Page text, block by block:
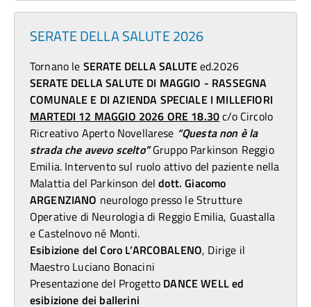
SERATE DELLA SALUTE 2026
Tornano le SERATE DELLA SALUTEed.2026
SERATE DELLA SALUTE DI MAGGIO - RASSEGNA
COMUNALE E DI AZIENDA SPECIALE I MILLEFIORI
MARTEDI 12 MAGGIO 2026 ORE 18.30c/o Circolo
Ricreativo Aperto Novellarese “Questa non è la
strada che avevo scelto”Gruppo Parkinson Reggio
Emilia. Intervento sul ruolo attivo del paziente nella
Malattia del Parkinson deldott. Giacomo
ARGENZIANO neurologo presso le Strutture
Operative di Neurologia di Reggio Emilia, Guastalla
e Castelnovo né Monti.
Esibizione del Coro L’ARCOBALENO, Dirige il
Maestro Luciano Bonacini
Presentazione del Progetto DANCE WELL ed
esibizione dei ballerini